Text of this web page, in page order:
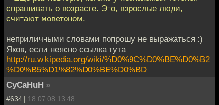
спрашивать о возрасте. Это, взрослые люди,
считают моветоном.
неприличными словами попрошу не выражаться :)
Яков, если неясно ссылка тута
http://ru.wikipedia.org/wiki/%D0%9C%D0%BE%D0%B2
%D0%B5%D1%82%D0%BE%D0%BD
CyCaHuH »
#634 | 18.07.08 13:48